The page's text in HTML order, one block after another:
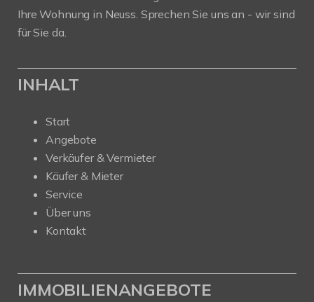
Ihre Wohnung in Neuss. Sprechen Sie uns an - wir sind
für Sie da.
INHALT
Start
Angebote
Verkäufer & Vermieter
Käufer & Mieter
Service
Über uns
Kontakt
IMMOBILIENANGEBOTE